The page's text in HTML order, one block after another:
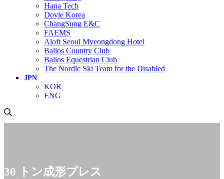
Hana Tech
Doyle Korea
ChangSung E&C
FAEMS
Aloft Seoul Myeongdong Hotel
Balios Country Club
Balios Equestrian Club
The Nordic Ski Team for the Disabled
JPN
KOR
ENG
30 トン成形プレス